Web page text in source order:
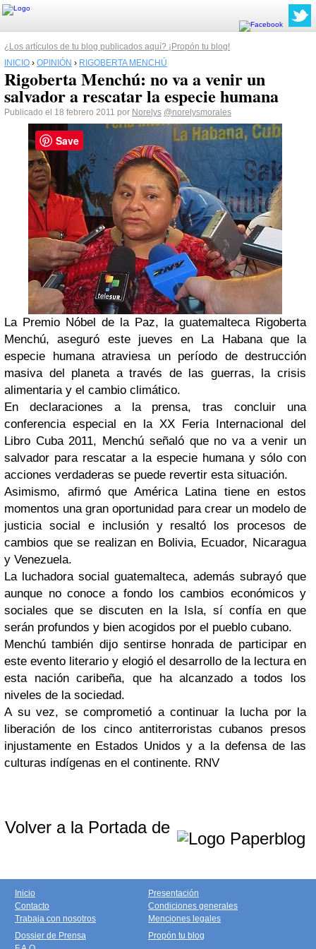
¿Los artículos de tu blog publicados aquí? ¡Propón tu blog!
INICIO › OPINIÓN › RIGOBERTA MENCHÚ
Rigoberta Menchú: no va a venir un
salvador a rescatar la especie humana
Publicado el 18 febrero 2011 por Norelys @norelysmorales
La Premio Nóbel de la Paz, la guatemalteca Rigoberta
Menchú, aseguró este jueves en La Habana que la
especie humana atraviesa un período de destrucción
masiva del planeta a través de las guerras, la crisis
alimentaria y el cambio climático.
En declaraciones a la prensa, tras concluir una
conferencia especial en la XX Feria Internacional del
Libro Cuba 2011, Menchú señaló que no va a venir un
salvador para rescatar a la especie humana y sólo con
acciones verdaderas se puede revertir esta situación.
Asimismo, afirmó que América Latina tiene en estos
momentos una gran oportunidad para crear un modelo de
justicia social e inclusión y resaltó los procesos de
cambios que se realizan en Bolivia, Ecuador, Nicaragua
y Venezuela.
La luchadora social guatemalteca, además subrayó que
aunque no conoce a fondo los cambios económicos y
sociales que se discuten en la Isla, sí confía en que
serán profundos y bien acogidos por el pueblo cubano.
Menchú también dijo sentirse honrada de participar en
este evento literario y elogió el desarrollo de la lectura en
esta nación caribeña, que ha alcanzado a todos los
niveles de la sociedad.
A su vez, se comprometió a continuar la lucha por la
liberación de los cinco antiterroristas cubanos presos
injustamente en Estados Unidos y a la defensa de las
culturas indígenas en el continente. RNV
Volver a la Portada de
Inicio
Contacto
Trabaja con nosotros
Presentación
Condiciones generales
Menciones legales
Dossier de Prensa
Propón tu blog
Save